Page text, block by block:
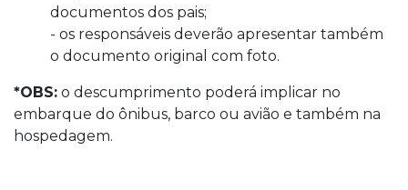
documentos dos pais;
- os responsáveis deverão apresentar também
o documento original com foto.
*OBS: o descumprimento poderá implicar no
embarque do ônibus, barco ou avião e também na
hospedagem.